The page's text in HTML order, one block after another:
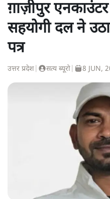
ग़ाज़ीपुर
सहयोगी दल ने
पत्र
उत्तर प्रदेश सत्य ब्यूरो 8 JUN,